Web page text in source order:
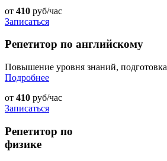
от 410 руб/час
Записаться
Репетитор по английскому
Повышение уровня знаний,
Подробнее
от 410 руб/час
Записаться
Репетитор по
физике